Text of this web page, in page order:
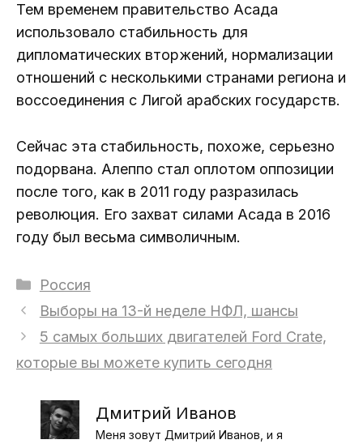
Тем временем правительство Асада
использовало стабильность для
дипломатических вторжений, нормализации
отношений с несколькими странами региона и
воссоединения с Лигой арабских государств.
Сейчас эта стабильность, похоже, серьезно
подорвана. Алеппо стал оплотом оппозиции
после того, как в 2011 году разразилась
революция. Его захват силами Асада в 2016
году был весьма символичным.
Рубрики
Россия
Выборы на 13-й неделе НФЛ, шансы
5 самых больших двигателей Ford Crate,
которые вы можете купить сегодня
Дмитрий Иванов
Меня зовут Дмитрий Иванов, и я